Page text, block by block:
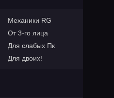
Механики RG
От 3-го лица
Для слабых Пк
Для двоих!